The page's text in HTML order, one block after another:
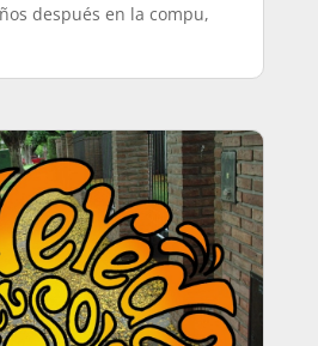
después en la compu,